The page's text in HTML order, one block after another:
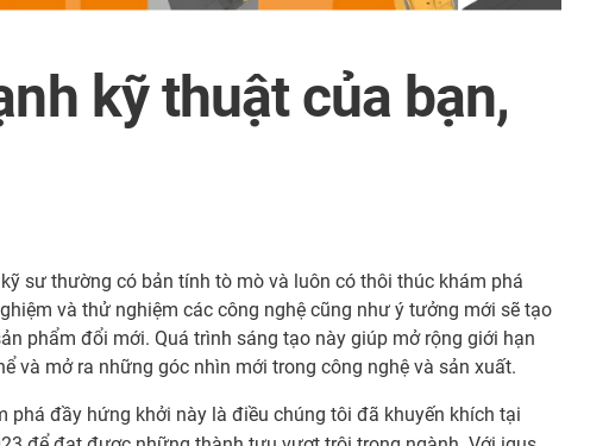
kỹ thuật của bạn,
sư thường có bản tính tò mò và luôn có thôi thúc khám phá
và thử nghiệm các công nghệ cũng như ý tưởng mới sẽ tạo
phẩm đổi mới. Quá trình sáng tạo này giúp mở rộng giới hạn
và mở ra những góc nhìn mới trong công nghệ và sản xuất.
phá đầy hứng khởi này là điều chúng tôi đã khuyến khích tại